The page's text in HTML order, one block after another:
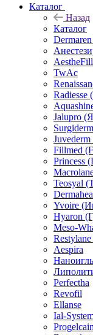
Каталог
Назад
Каталог
AestheFill
TwAc
Radiesse
Jalupro
Fillmed
Princess
Teosyal
Yvoire
Hyaron
Meso-
Aespira
Perfectha
Revofil
Ellanse
Ial-